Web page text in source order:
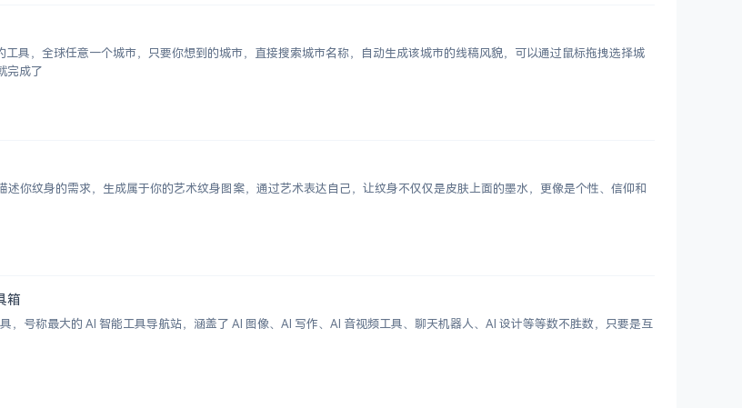
具，全球任意一个城市，只要你想到的城市，直接搜索城市名称，自动生成该城市的线稿风貌，可以通过鼠标拖拽选择城
完成了
述你纹身的需求，生成属于你的艺术纹身图案，通过艺术表达自己，让纹身不仅仅是皮肤上面的墨水，更像是个性、信仰和
箱
，号称最大的 AI 智能工具导航站，涵盖了 AI 图像、AI 写作、AI 音视频工具、聊天机器人、AI 设计等等数不胜数，只要是互